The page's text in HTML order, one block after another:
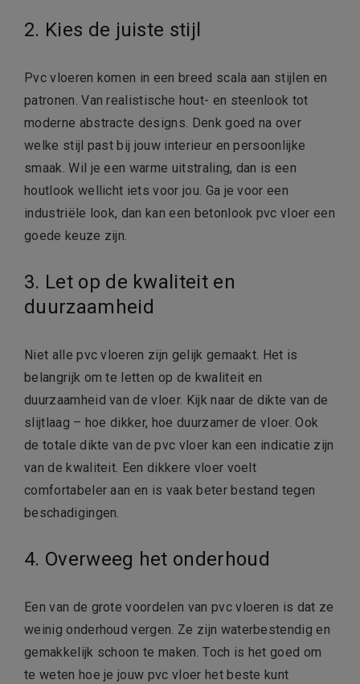
2. Kies de juiste stijl
Pvc vloeren komen in een breed scala aan stijlen en
patronen. Van realistische hout- en steenlook tot
moderne abstracte designs. Denk goed na over
welke stijl past bij jouw interieur en persoonlijke
smaak. Wil je een warme uitstraling, dan is een
houtlook wellicht iets voor jou. Ga je voor een
industriële look, dan kan een betonlook pvc vloer een
goede keuze zijn.
3. Let op de kwaliteit en
duurzaamheid
Niet alle pvc vloeren zijn gelijk gemaakt. Het is
belangrijk om te letten op de kwaliteit en
duurzaamheid van de vloer. Kijk naar de dikte van de
slijtlaag – hoe dikker, hoe duurzamer de vloer. Ook
de totale dikte van de pvc vloer kan een indicatie zijn
van de kwaliteit. Een dikkere vloer voelt
comfortabeler aan en is vaak beter bestand tegen
beschadigingen.
4. Overweeg het onderhoud
Een van de grote voordelen van pvc vloeren is dat ze
weinig onderhoud vergen. Ze zijn waterbestendig en
gemakkelijk schoon te maken. Toch is het goed om
te weten hoe je jouw pvc vloer het beste kunt